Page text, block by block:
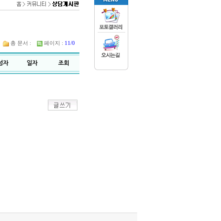
총 문서 : 페이지 : 11/0
자 일자 조회